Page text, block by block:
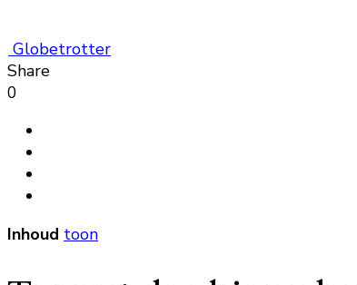
Globetrotter
Share
0
Inhoud toon